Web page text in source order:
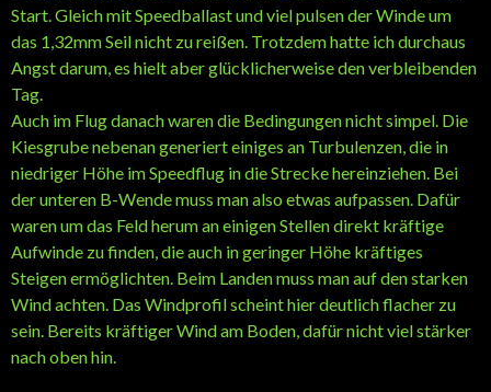
Start. Gleich mit Speedballast und viel pulsen der Winde um
das 1,32mm Seil nicht zu reißen. Trotzdem hatte ich durchaus
Angst darum, es hielt aber glücklicherweise den verbleibenden
Tag.
Auch im Flug danach waren die Bedingungen nicht simpel. Die
Kiesgrube nebenan generiert einiges an Turbulenzen, die in
niedriger Höhe im Speedflug in die Strecke hereinziehen. Bei
der unteren B-Wende muss man also etwas aufpassen. Dafür
waren um das Feld herum an einigen Stellen direkt kräftige
Aufwinde zu finden, die auch in geringer Höhe kräftiges
Steigen ermöglichten. Beim Landen muss man auf den starken
Wind achten. Das Windprofil scheint hier deutlich flacher zu
sein. Bereits kräftiger Wind am Boden, dafür nicht viel stärker
nach oben hin.